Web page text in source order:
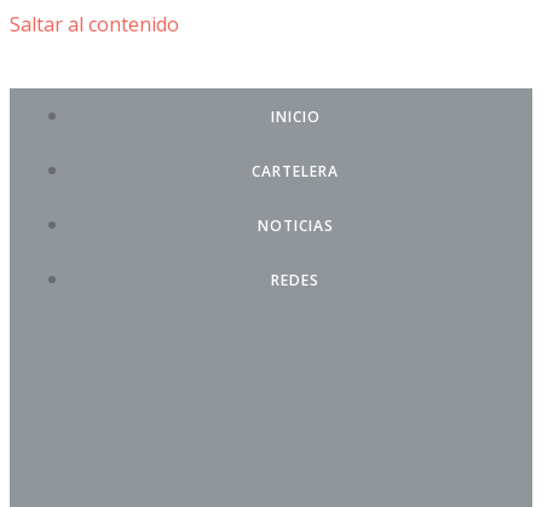
Saltar al contenido
INICIO
CARTELERA
NOTICIAS
REDES